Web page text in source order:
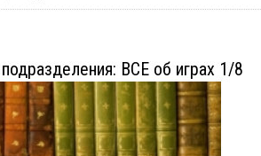
ВСЕ об играх 1/8